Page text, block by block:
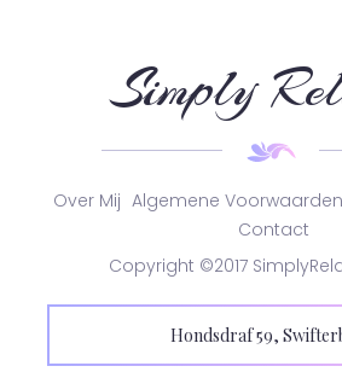
Simply
Over Mij Algemene Voorwaarden
Contact
Copyright ©2017
Hondsdraf 59,